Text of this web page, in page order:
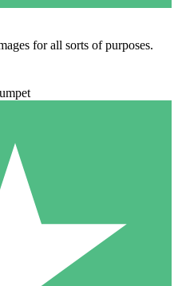
for all sorts of purposes.